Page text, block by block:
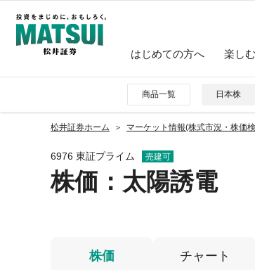
はじめての方へ 楽し
商品一覧 日本株
松井証券ホーム マーケット情報(株式市況・株価
6976 東証プライム 売建可
株価 ：太陽誘電
株価 チャート